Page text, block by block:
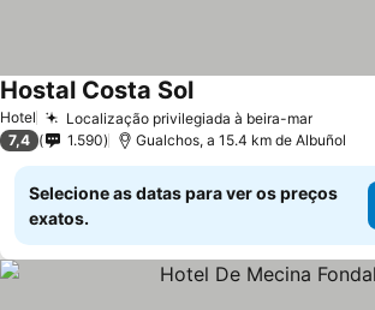
Hotel Localização privilegiada à beira-mar
Hostal Costa Sol
7,4 1.590 Gualchos, a 15.4 km de Albuñol
Selecione as datas para ver os preços
exatos.